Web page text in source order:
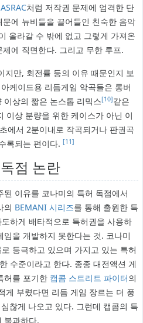
처럼 저작권 문제에 엄격한 단
에 뉴비들을 끌어들인 친숙한 음악
올라갈 수 밖에 없고 그렇게 가져온
에 직면한다. 그리고 무한 루프.
지만, 회전률 등의 이유 때문인지 보
케이드용 리듬게임 악곡들은 롱버
상의 짧은 논스톱 리믹스[10]같은
이상 분량을 위한 케이스가 아닌 이
에서 2분이내로 작곡되거나 판권곡
록되는 편이다. [11]
점 논란
이유를 코나미의 특허 독점에서
의 BEMANI 시리즈를 통해 출원한 특
하게 배타적으로 특허권을 사용하
을 개발하지 못한다는 것. 코나미
등극하고 있으며 가지고 있는 특허
수준이라고 한다. 종종 대전액션 게
허를 포기한 캡콤 스트리트 파이터의
게 부렸다면 리듬 게임 장르는 더 풍
찮게 나오고 있다. 그런데 캡콤의 특
불과하다.